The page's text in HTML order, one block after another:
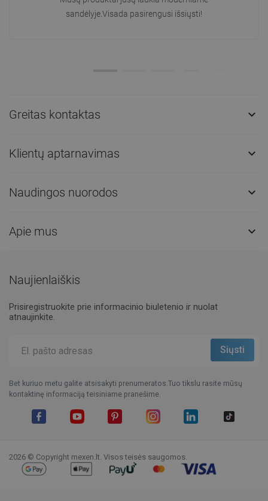
sandėlyje.Visada pasirengusi išsiųsti!
Greitas kontaktas 
Klientų aptarnavimas 
Naudingos nuorodos 
Apie mus 
Naujienlaiškis
Prisiregistruokite prie informacinio biuletenio ir nuolat
atnaujinkite.
Bet kuriuo metu galite atsisakyti prenumeratos.Tuo tikslu rasite mūsų
kontaktinę informaciją teisiniame pranešime.
2026 © Copyright mexen.lt. Visos teisės saugomos.